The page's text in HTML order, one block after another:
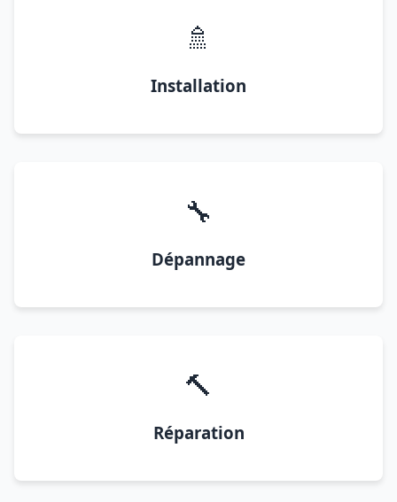
🚿
Installation
🔧
Dépannage
🔨
Réparation